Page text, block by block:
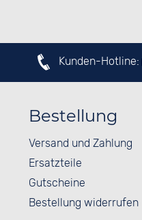
Kunden-Hotline:
Bestellung
Versand und Zahlung
Ersatzteile
Gutscheine
Bestellung widerrufen